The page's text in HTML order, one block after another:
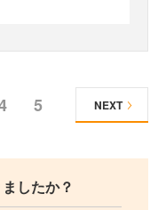
5 NEXT
したか？